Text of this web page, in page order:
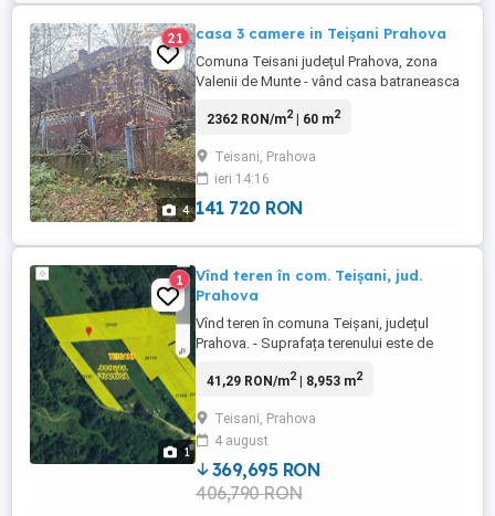
4
21 casa 3 camere in Teișani Prahova
Comuna Teisani județul Prahova, zona
Valenii de Munte - vând casa batraneasca
prispa mare in stil arhaic. Teren gradina
curent si apa curenta. Acces din drumul
principal cu asfalt pana la poarta. Zona
centrală in apropiere ...
2362 RON/m2| 60 m2
Teisani, Prahova
ieri 14:16
141 720 RON
1
1
Vînd teren în com. Teișani, jud.
Prahova
Vînd teren în comuna Teișani, județul
Prahova. - Suprafața terenului este de
1708 mp extravilan, cu deschidere de 50
mp la terenul intravilan si de 3 euro mp la
terenul extravilan. Pentru vinzare media
pretului este ...
41,29 RON/m2| 8,953 m2
Teisani, Prahova
4 august
369,695 RON
406,790 RON